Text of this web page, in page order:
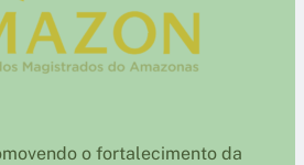
o fortalecimento da